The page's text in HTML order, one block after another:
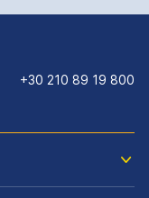
+30 210 89 19 800